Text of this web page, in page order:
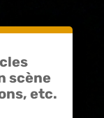
scène
etc.